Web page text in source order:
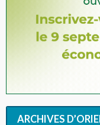
ARCHIVES